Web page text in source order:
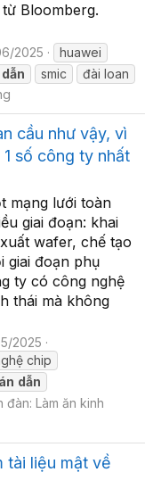
Bloomberg.
2025
huawei
dẫn smic
đài loan
cầu như vậy, vì
số công ty nhất
mạng lưới toàn
giai đoạn: khai
wafer, chế tạo
giai đoạn phụ
ty có công nghệ
thái mà không
2025
chip
dẫn
đàn: Làm ăn kinh
tài liệu mật về